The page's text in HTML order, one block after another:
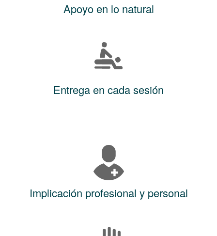
Apoyo en lo natural
Entrega en cada sesión
Implicación profesional y personal